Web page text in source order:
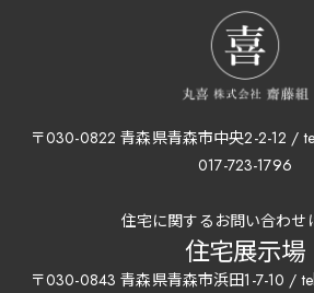
〒030-0822 青森県青森市中央2-2-12 /
017-723-1796
住宅に関するお問い合わせ
住宅展示場
〒030-0843 青森県青森市浜田1-7-10 /